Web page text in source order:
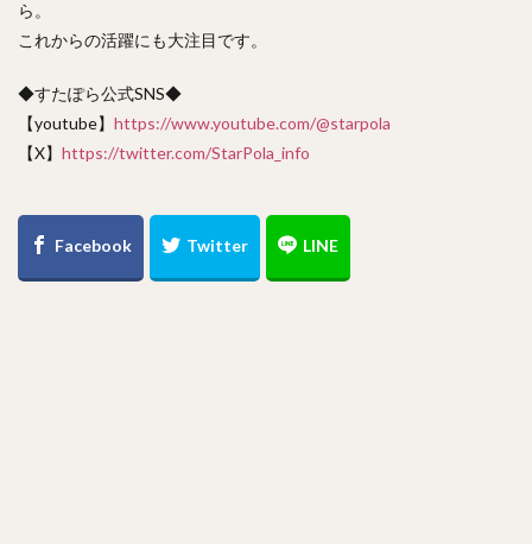
ら。
これからの活躍にも大注目です。
◆すたぽら公式SNS◆
【youtube】 https://www.youtube.com/@starpola
【X】 https://twitter.com/StarPola_info